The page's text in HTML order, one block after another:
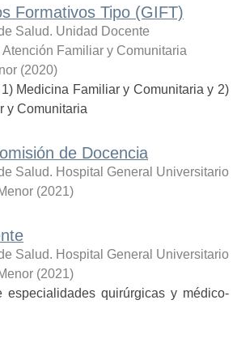
Formativos Tipo (GIFT)
Salud. Unidad Docente
Familiar y Comunitaria
(2020)
1) Medicina Familiar y Comunitaria y 2)
y Comunitaria
de Docencia
Salud. Hospital General Universitario
(2021)
Salud. Hospital General Universitario
(2021)
especialidades quirúrgicas y médico-